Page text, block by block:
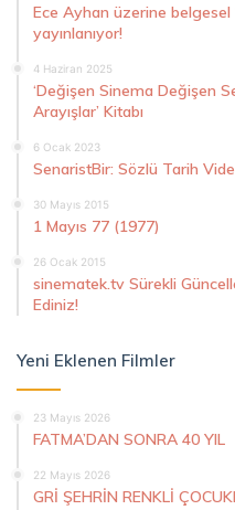
Ece Ayhan üzerine belgesel
yayınlanıyor!
4 Haziran 2025
‘Değişen Sinema Değişen
Arayışlar’ Kitabı
6 Ocak 2023
SenaristBir: Sözlü Tarih
30 Mayıs 2015
1 Mayıs 77 (1977)
26 Ocak 2015
sinematek.tv Sürekli
Ediniz!
Yeni Eklenen Filmler
23 Mayıs 2026
FATMA’DAN SONRA 40 YIL
22 Mayıs 2026
GRİ ŞEHRİN RENKLİ